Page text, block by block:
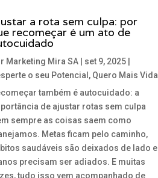
a rota sem culpa: por
recomeçar é um ato de
Marketing Mira SA| set 9, 2025|
o seu Potencial , Quero Mais Vida
também é autocuidado: a
de ajustar rotas sem culpa
sempre as coisas saem como
Metas ficam pelo caminho,
saudáveis são deixados de lado e
precisam ser adiados. E muitas
tudo isso vem acompanhado de